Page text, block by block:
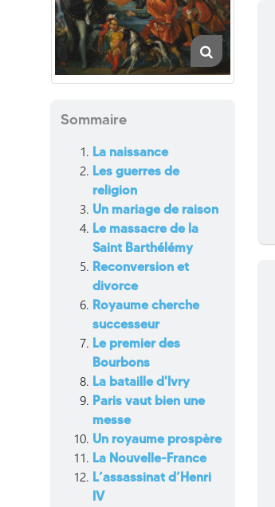
Sommaire
La naissance
Les guerres de
religion
Un mariage de raison
Le massacre de la
Saint Barthélémy
Reconversion et
divorce
Royaume cherche
successeur
Le premier des
Bourbons
La bataille d'Ivry
Paris vaut bien une
messe
Un royaume prospère
La Nouvelle-France
L’assassinat d’Henri
IV